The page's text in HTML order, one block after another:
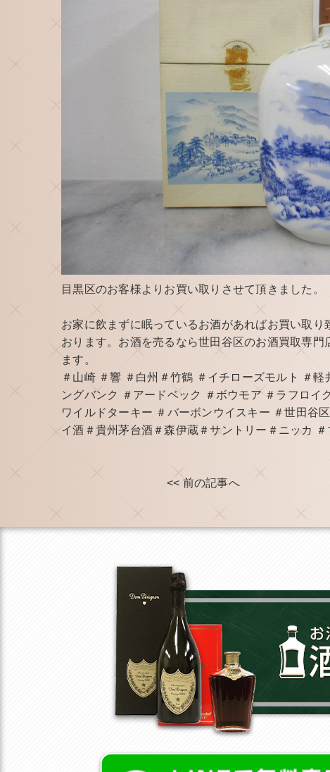
目黒区のお客様よりお買い取りさせて頂きました。
お家に飲まずに眠っているお酒があればお買い取
おります。お酒を売るなら世田谷区のお酒買取専
ます。
＃山崎 ＃響 ＃白州＃竹鶴 ＃イチローズモルト ＃
ングバンク ＃アードベック ＃ボウモア ＃ラフロ
ワイルドターキー ＃バーボンウイスキー ＃世田谷
イ酒＃貴州茅台酒＃森伊蔵＃サントリー＃ニッカ
<< 前の記事へ